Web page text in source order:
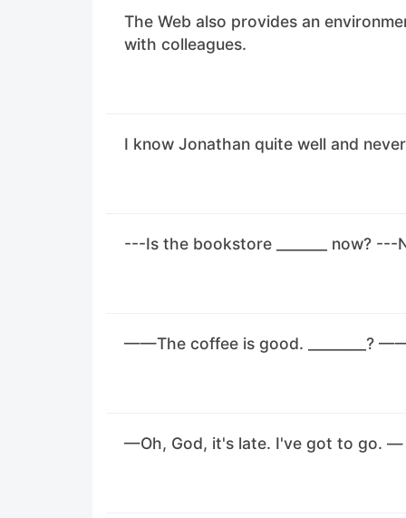
The Web also provides an
with colleagues.
I know Jonathan quite well and
---Is the bookstore _______ now? ---
——The coffee is good. ________?
—Oh, God, it's late. I've got to go. —